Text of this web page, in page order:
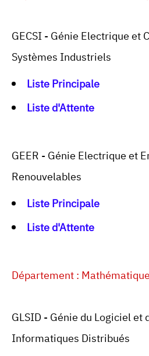
GECSI - Génie Electrique et
Systèmes Industriels
Liste Principale
Liste d'Attente
GEER - Génie Electrique et
Renouvelables
Liste Principale
Liste d'Attente
Département :
GLSID - Génie du Logiciel et
Informatiques Distribués